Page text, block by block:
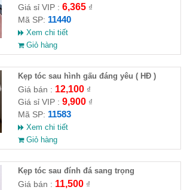
Giá sỉ VIP : 6,365₫
Mã SP: 11440
Xem chi tiết
Giỏ hàng
Kẹp tóc sau hình gấu đáng yêu ( HĐ )
Giá bán : 12,100₫
Giá sỉ VIP : 9,900₫
Mã SP: 11583
Xem chi tiết
Giỏ hàng
Kẹp tóc sau đính đá sang trọng
Giá bán : 11,500₫